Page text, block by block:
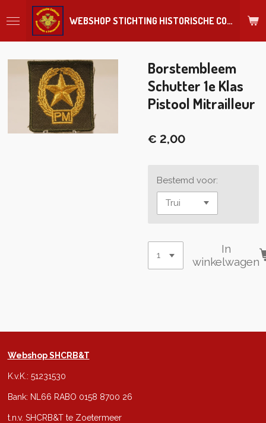
direct
hoofdinhoud
WEBSHOP STICHTING HISTORISCHE COLLECTIE REGIMENT
Borstembleem
Schutter 1e Klas
Pistool Mitrailleur
€ 2,00
Bestemd voor:
In
winkelwagen
Webshop SHCRB&T
K.v.K.: 51231530
Bank: NL66 RABO 0158 8700 26
t.n.v. SHCRB&T te Zoetermeer